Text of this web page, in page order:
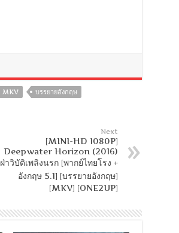
MKV
บรรยายอังกฤษ
Next
[MINI-HD 1080P]
Deepwater Horizon (2016)
ฝ่าวิบัติเพลิงนรก [พากย์ไทยโรง +
อังกฤษ 5.1] [บรรยายอังกฤษ]
[MKV] [ONE2UP]